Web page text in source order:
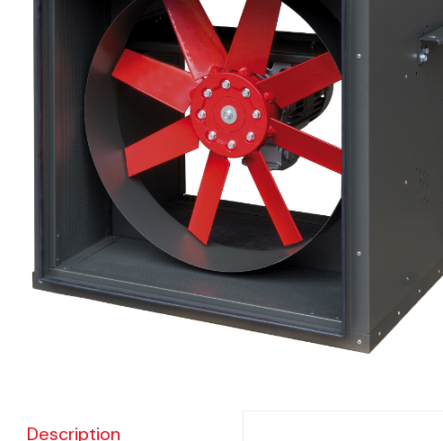
Electrical
Equipment
solutions in
lighting and
electrical
material for
each project
Description